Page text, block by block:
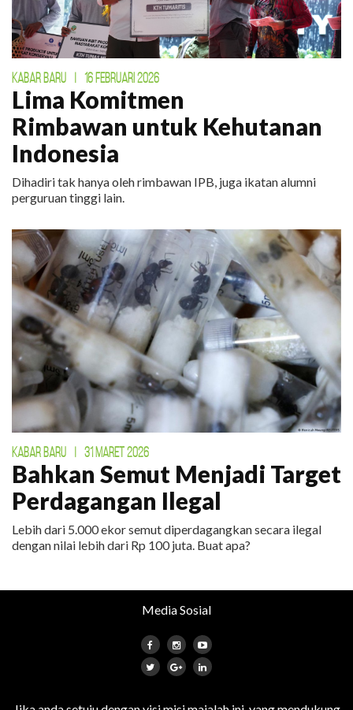
KABAR BARU | 16 FEBRUARI 2026
Lima Komitmen
Rimbawan untuk Kehutanan
Indonesia
Dihadiri tak hanya oleh rimbawan IPB, juga ikatan alumni
perguruan tinggi lain.
KABAR BARU | 31 MARET 2026
Bahkan Semut Menjadi Target
Perdagangan Ilegal
Lebih dari 5.000 ekor semut diperdagangkan secara ilegal
dengan nilai lebih dari Rp 100 juta. Buat apa?
Media Sosial